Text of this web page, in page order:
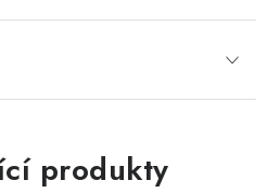
produkty